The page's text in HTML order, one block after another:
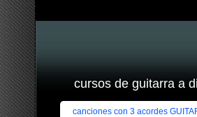
cursos de guitarra a
canciones con 3 acordes